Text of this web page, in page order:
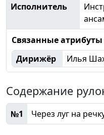
Исполнитель
Связанные атрибуты
Дирижёр
Илья
Содержание
№1 Через луг на